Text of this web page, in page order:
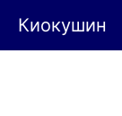
Киокушин